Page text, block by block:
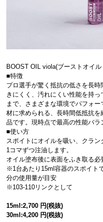
BOOST OIL viola(ブーストオイ
■特徴
プロ選手が驚く抵抗の低さを長
きにくく、汚れにくい性能を持
まで、さまざまな環境でパフォ
材に求められる、長時間低抵抗
品です。現時点で最高の性能バラ
■使い方
スポイトにオイルを吸い、クラン
1コマずつ注油します。
オイル塗布後に表面をふき取る必
※1台あたり15ml容器のスポイト
分の使用量が目安
※103-110リンクとして
15ml:2,700 円(税抜)
30ml:4,200 円(税抜)